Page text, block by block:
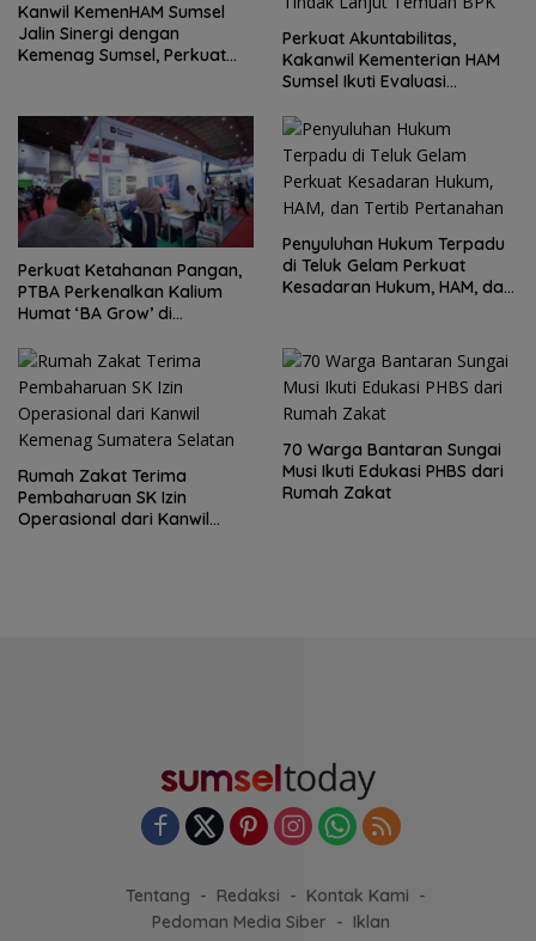
Kanwil KemenHAM Sumsel
Jalin Sinergi dengan
Kemenag Sumsel, Perkuat
Perkuat Akuntabilitas,
Kakanwil Kementerian HAM
Sumsel Ikuti Evaluasi
Tindak Lanjut Temuan BPK
Perkuat Ketahanan Pangan,
PTBA Perkenalkan Kalium
Humat ‘BA Grow’ di
Penyuluhan Hukum Terpadu
di Teluk Gelam Perkuat
Kesadaran Hukum, HAM, dan
Rumah Zakat Terima
Pembaharuan SK Izin
Operasional dari Kanwil
70 Warga Bantaran Sungai
Musi Ikuti Edukasi PHBS dari
Rumah Zakat
Tentang Redaksi
Kontak Kami
Pedoman Media Siber
Iklan